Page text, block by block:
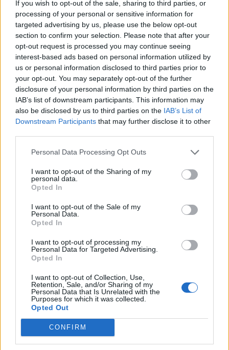
If you wish to opt-out of the sale, sharing to third parties, or
processing of your personal or sensitive information for
targeted advertising by us, please use the below opt-out
section to confirm your selection. Please note that after your
opt-out request is processed you may continue seeing
interest-based ads based on personal information utilized by
us or personal information disclosed to third parties prior to
your opt-out. You may separately opt-out of the further
disclosure of your personal information by third parties on the
IAB’s list of downstream participants. This information may
also be disclosed by us to third parties on the IAB’s List of
Downstream Participants that may further disclose it to other
Personal Data Processing Opt Outs
I want to opt-out of the Sharing of my
personal data.
Opted In
I want to opt-out of the Sale of my
Personal Data.
Opted In
I want to opt-out of processing my
Personal Data for Targeted Advertising.
Opted In
I want to opt-out of Collection, Use,
Retention, Sale, and/or Sharing of my
Personal Data that Is Unrelated with the
Purposes for which it was collected.
Opted Out
CONFIRM
«Fiera di me»
13/09/2009
Levi's apre a Roma il negozio più
grande del mondo
13/09/2009
il contratto con Tusek
09/01/2007
IL GRUPPO It Holding, che
controlla, tra gli altri, i marchi
Versace Jeans ...
29/08/2006
Anche il jeans nelle divise ideate